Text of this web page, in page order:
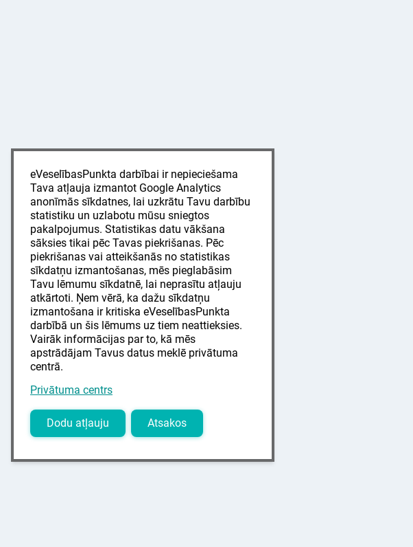
eVeselībasPunkta darbībai ir nepieciešama
Tava atļauja izmantot Google Analytics
anonīmās sīkdatnes, lai uzkrātu Tavu darbību
statistiku un uzlabotu mūsu sniegtos
pakalpojumus. Statistikas datu vākšana
sāksies tikai pēc Tavas piekrišanas. Pēc
piekrišanas vai atteikšanās no statistikas
sīkdatņu izmantošanas, mēs pieglabāsim
Tavu lēmumu sīkdatnē, lai neprasītu atļauju
atkārtoti. Ņem vērā, ka dažu sīkdatņu
izmantošana ir kritiska eVeselībasPunkta
darbībā un šis lēmums uz tiem neattieksies.
Vairāk informācijas par to, kā mēs
apstrādājam Tavus datus meklē privātuma
centrā.
Privātuma centrs
Dodu atļauju Atsakos